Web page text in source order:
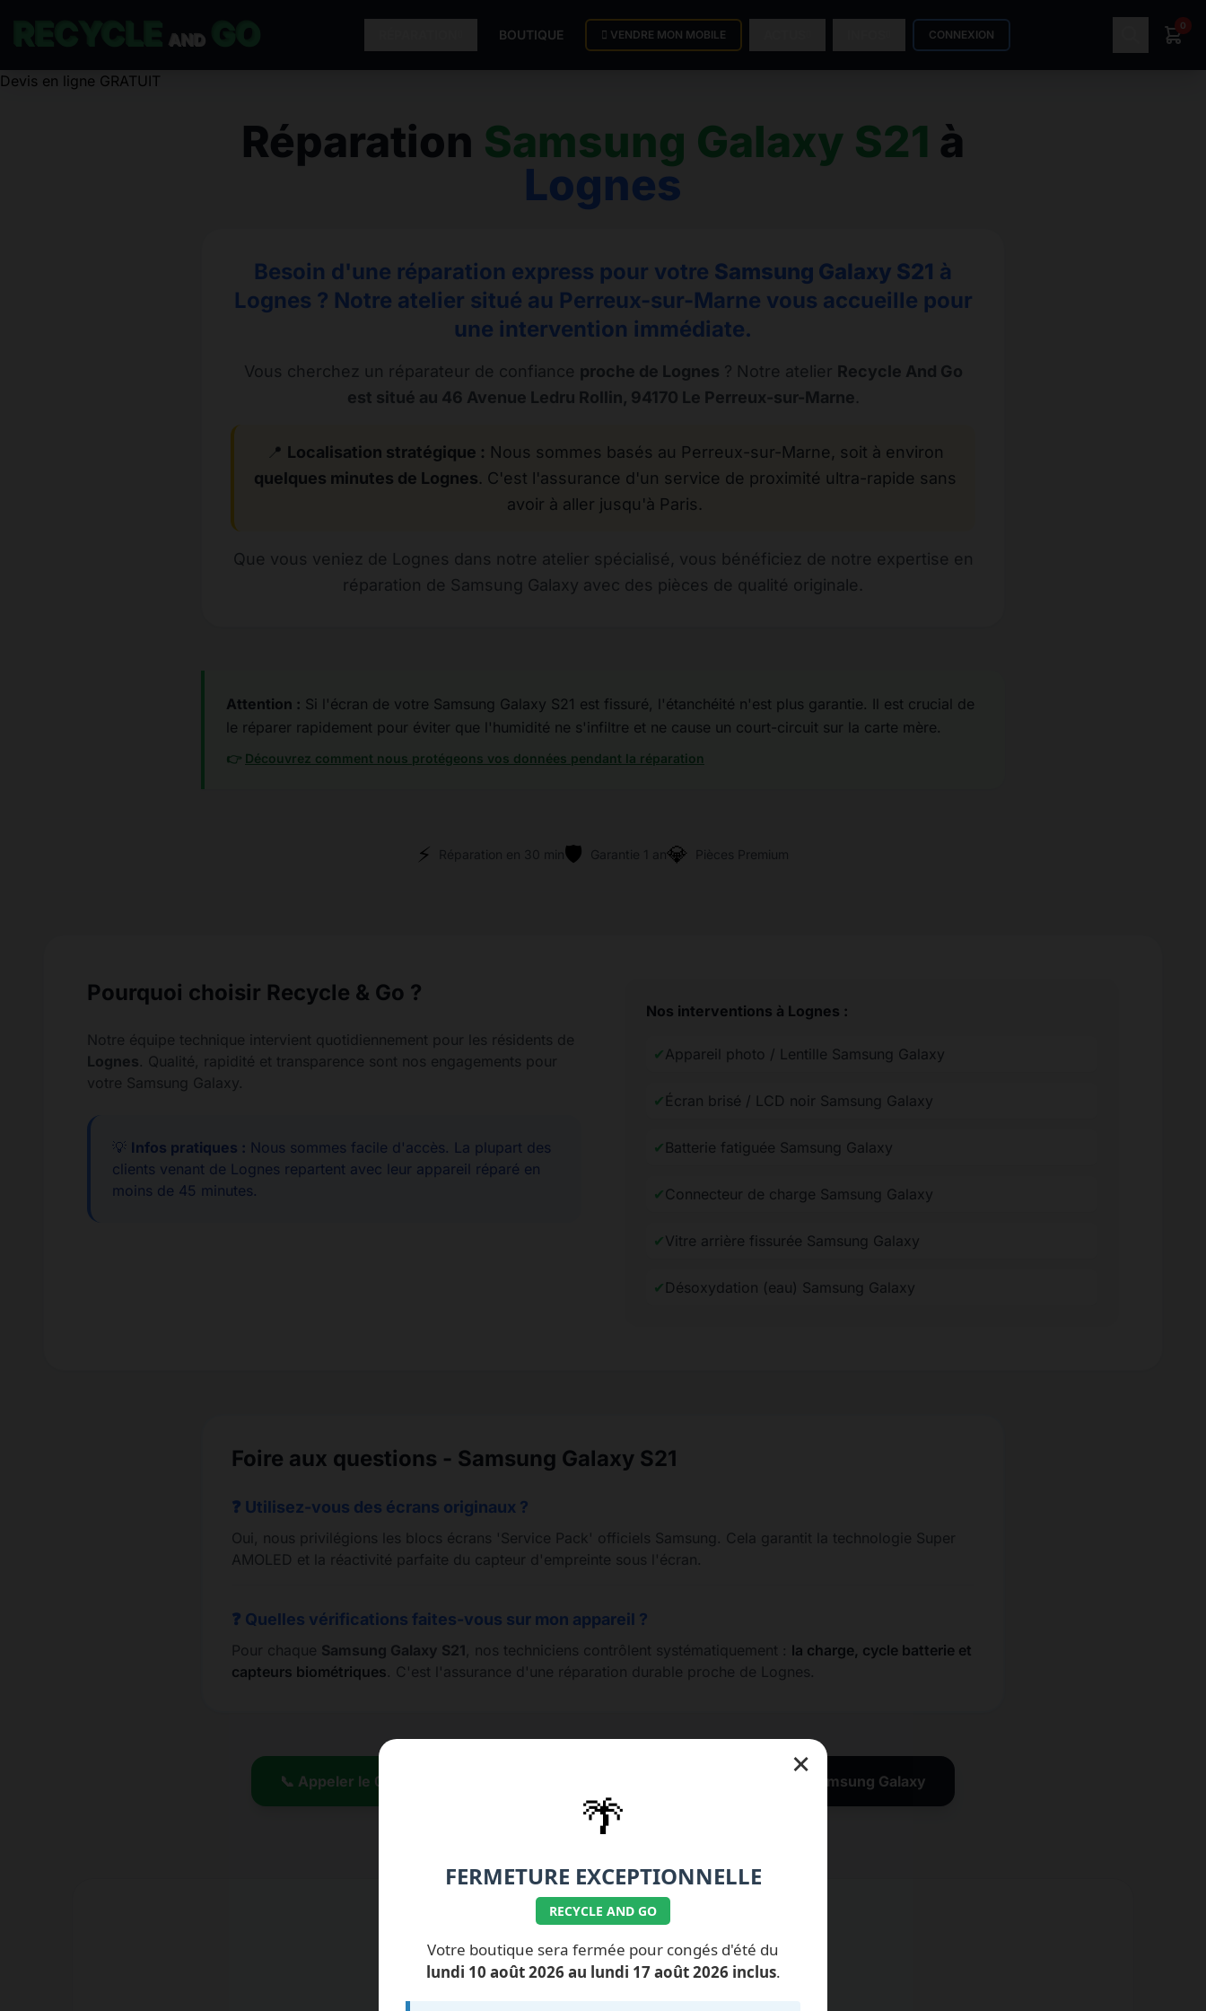
AND BOUTIQUE VENDRE MON MOBILE CONNEXION
0
Réparation Samsung Galaxy S21 à
Lognes
Besoin d'une réparation express pour votre Samsung Galaxy S21 à
Lognes ? Notre atelier situé au Perreux-sur-Marne vous accueille pour
une intervention immédiate.
Vous cherchez un réparateur de confiance proche de Lognes ? Notre atelier Recycle And Go
est situé au 46 Avenue Ledru Rollin, 94170 Le Perreux-sur-Marne.
📍 Localisation stratégique : Nous sommes basés au Perreux-sur-Marne, soit à environ
quelques minutes de Lognes. C'est l'assurance d'un service de proximité ultra-rapide sans
avoir à aller jusqu'à Paris.
Que vous veniez de Lognes dans notre atelier spécialisé, vous bénéficiez de notre expertise en
réparation de Samsung Galaxy avec des pièces de qualité originale.
Attention : Si l'écran de votre Samsung Galaxy S21 est fissuré, l'étanchéité n'est plus garantie. Il est crucial de
le réparer rapidement pour éviter que l'humidité ne s'infiltre et ne cause un court-circuit sur la carte mère.
👉 Découvrez comment nous protégeons vos données pendant la réparation
⚡ Réparation en 30 min🛡️ Garantie 1 an💎 Pièces Premium
Pourquoi choisir Recycle & Go ?
Notre équipe technique intervient quotidiennement pour les résidents de
Lognes. Qualité, rapidité et transparence sont nos engagements pour
votre Samsung Galaxy.
💡 Infos pratiques : Nous sommes facile d'accès. La plupart des
clients venant de Lognes repartent avec leur appareil réparé en
moins de 45 minutes.
Nos interventions à Lognes :
✔Appareil photo / Lentille Samsung Galaxy
✔ Écran brisé / LCD noir Samsung Galaxy
✔ Batterie fatiguée Samsung Galaxy
✔Connecteur de charge Samsung Galaxy
✔Vitre arrière fissurée Samsung Galaxy
✔ Désoxydation (eau) Samsung Galaxy
Foire aux questions - Samsung Galaxy S21
❓ Utilisez-vous des écrans originaux ?
Oui, nous privilégions les blocs écrans 'Service Pack' officiels Samsung. Cela garantit la technologie Super
AMOLED et la réactivité parfaite du capteur d'empreinte sous l'écran.
❓ Quelles vérifications faites-vous sur mon appareil ?
Pour chaque Samsung Galaxy S21 , nos techniciens contrôlent systématiquement : la charge, cycle batterie et
capteurs biométriques. C'est l'assurance d'une réparation durable proche de Lognes.
📞 Appeler le 01.77.99.07.92 / 06.11.62.15.63 💰 Nos tarifs réparation Samsung Galaxy
ILS NOUS FONT CONFIANCE
×
🌴
FERMETURE EXCEPTIONNELLE
RECYCLE AND GO
Votre boutique sera fermée pour congés d'été du
lundi 10 août 2026 au lundi 17 août 2026 inclus.